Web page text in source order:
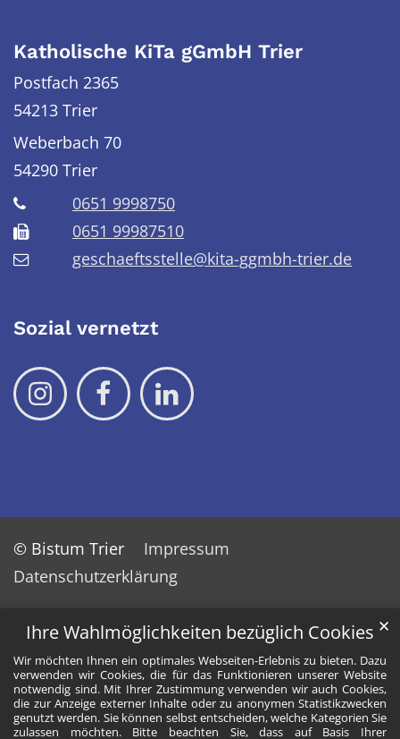
Ihre Wahlmöglichkeiten bezüglich Cookies
Wir möchten Ihnen ein optimales Webseiten-Erlebnis zu bieten. Dazu
verwenden wir Cookies, die für das Funktionieren unserer Website
notwendig sind. Mit Ihrer Zustimmung verwenden wir auch Cookies,
die zur Anzeige externer Inhalte oder zu anonymen Statistikzwecken
genutzt werden. Sie können selbst entscheiden, welche Kategorien Sie
zulassen möchten. Bitte beachten Sie, dass auf Basis Ihrer
✕
Katholische KiTa gGmbH Trier
Postfach 2365
54213 Trier
Weberbach 70
54290 Trier
0651 9998750
0651 99987510
geschaeftsstelle@kita-ggmbh-trier.de
Sozial vernetzt
© Bistum Trier
Impressum
Datenschutzerklärung